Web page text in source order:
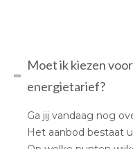
Moet ik kiezen
energietarief?
Ga jij vandaag nog
Het aanbod bestaat